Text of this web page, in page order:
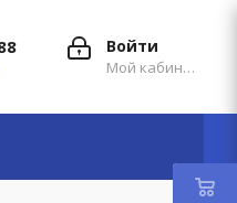
Войти
Мой кабинет